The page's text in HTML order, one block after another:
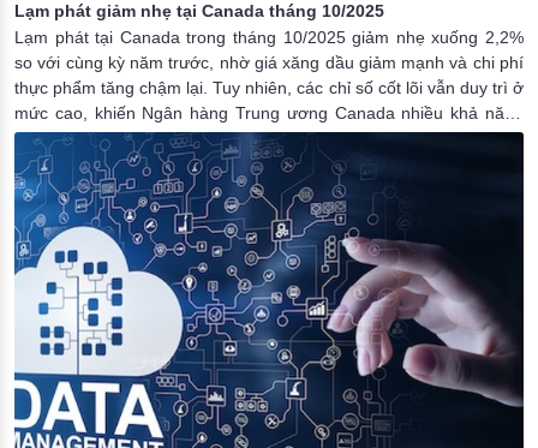
Lạm phát giảm nhẹ tại Canada tháng 10/2025
Lạm phát tại Canada trong tháng 10/2025 giảm nhẹ xuống 2,2%
so với cùng kỳ năm trước, nhờ giá xăng dầu giảm mạnh và chi phí
thực phẩm tăng chậm lại. Tuy nhiên, các chỉ số cốt lõi vẫn duy trì ở
mức cao, khiến Ngân hàng Trung ương Canada nhiều khả năng
giữ nguyên lãi suất chính sách, phản ánh sự cân bằng thận trọng
giữa ổn định giá cả và hỗ trợ tăng trưởng kinh tế.